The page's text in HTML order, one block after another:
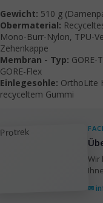
Gewicht: 510 g
Obermaterial:
Mono-Burr-Nylon, TPU-
Zehenkappe
Membran - Typ: GORE-
GORE-Flex
Einlegesohle: OrthoLite
recyceltem Gummi
Wir
✉